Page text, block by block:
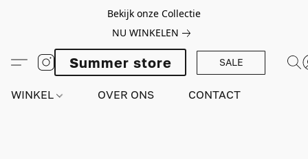
Bekijk onze Collectie
NU WINKELEN
Summer store SALE
WINKEL OVER ONS CONTACT